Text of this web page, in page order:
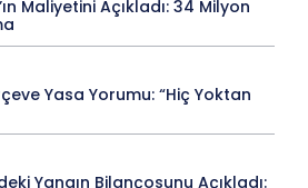
Maliyetini Açıkladı: 34 Milyon
Yasa Yorumu: “Hiç Yoktan
Yangın Bilançosunu Açıkladı: